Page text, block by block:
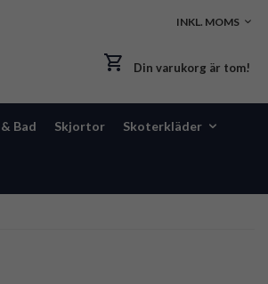
Din varukorg är tom!
Bad Skjortor Skoterkläder